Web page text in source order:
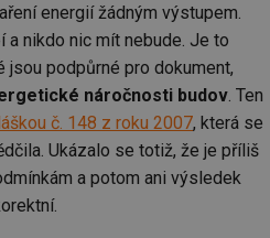
energií žádným výstupem.
nikdo nic mít nebude. Je to
podpůrné pro dokument,
náročnosti budov . Ten
č. 148 z roku 2007, která se
Ukázalo se totiž, že je příliš
a potom ani výsledek